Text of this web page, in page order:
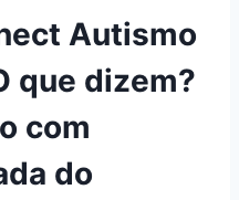
Autismo
que dizem?
com
do